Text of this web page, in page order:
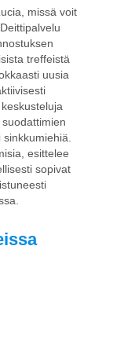
missä voit
treffeistä
uusia
esittelee
sopivat